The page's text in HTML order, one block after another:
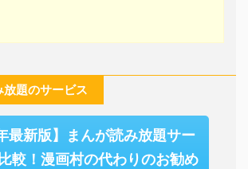
題のサービス
最新版】まんが読み放題サー
較！漫画村の代わりのお勧め